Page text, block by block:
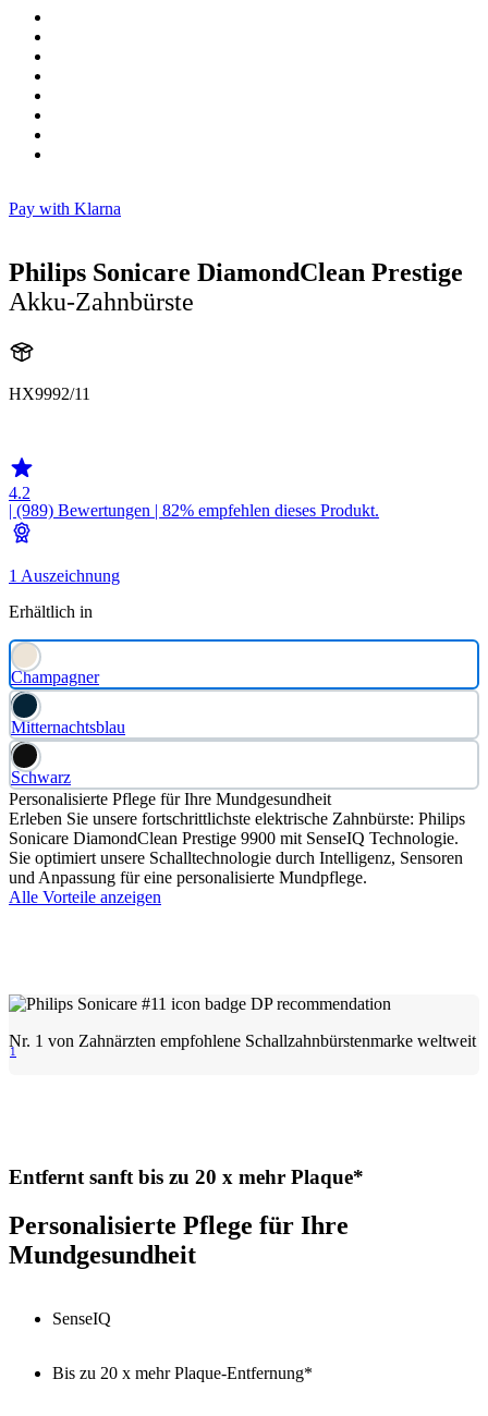
Pay with Klarna
Philips Sonicare DiamondClean Prestige
Akku-Zahnbürste
HX9992/11
4.2
| (989) Bewertungen | 82% empfehlen dieses Produkt.
1 Auszeichnung
Erhältlich in
Champagner
Mitternachtsblau
Schwarz
Personalisierte Pflege für Ihre Mundgesundheit
Erleben Sie unsere fortschrittlichste elektrische Zahnbürste: Philips
Sonicare DiamondClean Prestige 9900 mit SenseIQ Technologie.
Sie optimiert unsere Schalltechnologie durch Intelligenz, Sensoren
und Anpassung für eine personalisierte Mundpflege.
Alle Vorteile anzeigen
Nr. 1 von Zahnärzten empfohlene Schallzahnbürstenmarke weltweit
1
Entfernt sanft bis zu 20 x mehr Plaque*
Personalisierte Pflege für Ihre
Mundgesundheit
SenseIQ
Bis zu 20 x mehr Plaque-Entfernung*